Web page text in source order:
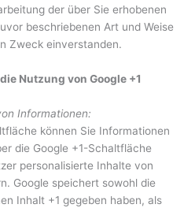
der über Sie erhobenen
beschriebenen Art und Weise
Zweck einverstanden.
Nutzung von Google +1
Informationen:
können Sie Informationen
die Google +1-Schaltfläche
personalisierte Inhalte von
Google speichert sowohl die
Inhalt +1 gegeben haben, als